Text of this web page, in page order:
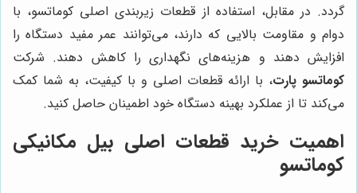
گردد. در مقابل، استفاده از قطعات زیربندی اصلی کوماتسو، با
دوام و مقاومت بالایی که دارند، می‌توانند عمر مفید دستگاه را
افزایش دهند و هزینه‌های نگهداری را کاهش دهند. شرکت
کوماتسو پارت، با ارائه قطعات اصلی و با کیفیت، به شما کمک
می‌کند تا از عملکرد بهینه دستگاه خود اطمینان حاصل کنید.
اهمیت خرید قطعات اصلی بیل مکانیکی
کوماتسو